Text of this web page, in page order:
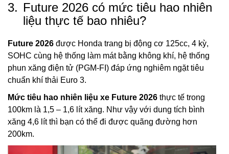
3. Future 2026 có mức tiêu hao nhiên
liệu thực tế bao nhiêu?
Future 2026 được Honda trang bị động cơ 125cc, 4 kỳ,
SOHC cùng hệ thống làm mát bằng không khí, hệ thống
phun xăng điện tử (PGM-FI) đáp ứng nghiêm ngặt tiêu
chuẩn khí thải Euro 3.
Mức tiêu hao nhiên liệu xe Future 2026 thực tế trong
100km là 1,5 – 1,6 lít xăng. Như vậy với dung tích bình
xăng 4,6 lít thì bạn có thể đi được quãng đường hơn
200km.